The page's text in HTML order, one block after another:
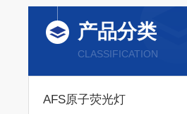
产品分类
CLASSIFICATION
AFS原子荧光灯